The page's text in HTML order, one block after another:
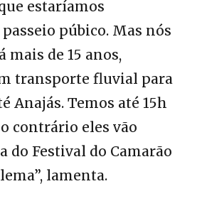
estaríamos
púbico. Mas nós
mais de 15 anos,
transporte fluvial para
Anajás. Temos até 15h
contrário eles vão
do Festival do Camarão
lamenta.